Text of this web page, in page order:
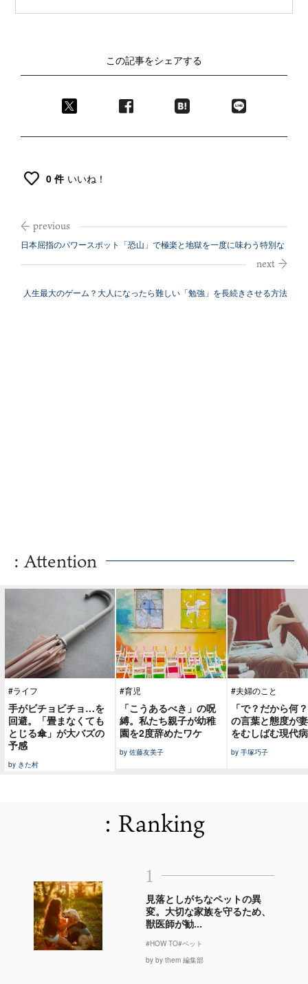
この記事をシェアする
0 件 いいね！
日本屈指のパワースポット「恐山」で極楽と地獄を一度に味わう特別な
人生最大のゲーム？大人になったら難しい「勉強」を長続きさせる方法
: Attention
#ライフ
手がビチョビチョ…を
回避。「畳まなくても
とじる傘」が大バズの
予感
by きた村
#育児
「こうあるべき」の呪
縛。私たち親子が幼稚
園を2度辞めたワケ
by 佐藤友美子
#夫婦のこと
「で？だから何
の言葉と態度が
をむしばむ現代病
by 手塚巧子
: Ranking
1
見落としがちなペットの異
変。大切な家族を守るため、
獣医師が勧...
#HOW TO#ペット
by by them 編集部